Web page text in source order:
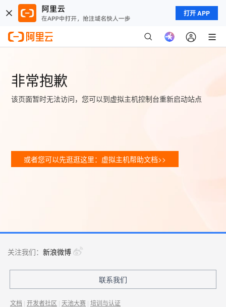
打开 APP
非常抱歉
该页面暂时无法访问，您可以到虚拟主机控制台重新启动站点
或者您可以先逛逛这里：虚拟主机帮助文档>>